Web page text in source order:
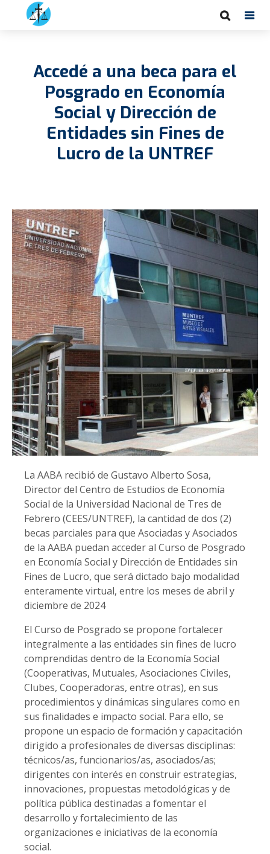
Accedé a una beca para el
Posgrado en Economía
Social y Dirección de
Entidades sin Fines de
Lucro de la UNTREF
La AABA recibió de Gustavo Alberto Sosa,
Director del Centro de Estudios de Economía
Social de la Universidad Nacional de Tres de
Febrero (CEES/UNTREF), la cantidad de dos (2)
becas parciales para que Asociadas y Asociados
de la AABA puedan acceder al Curso de Posgrado
en Economía Social y Dirección de Entidades sin
Fines de Lucro, que será dictado bajo modalidad
enteramente virtual, entre los meses de abril y
diciembre de 2024
El Curso de Posgrado se propone fortalecer
integralmente a las entidades sin fines de lucro
comprendidas dentro de la Economía Social
(Cooperativas, Mutuales, Asociaciones Civiles,
Clubes, Cooperadoras, entre otras), en sus
procedimientos y dinámicas singulares como en
sus finalidades e impacto social. Para ello, se
propone un espacio de formación y capacitación
dirigido a profesionales de diversas disciplinas:
técnicos/as, funcionarios/as, asociados/as;
dirigentes con interés en construir estrategias,
innovaciones, propuestas metodológicas y de
política pública destinadas a fomentar el
desarrollo y fortalecimiento de las
organizaciones e iniciativas de la economía
social.